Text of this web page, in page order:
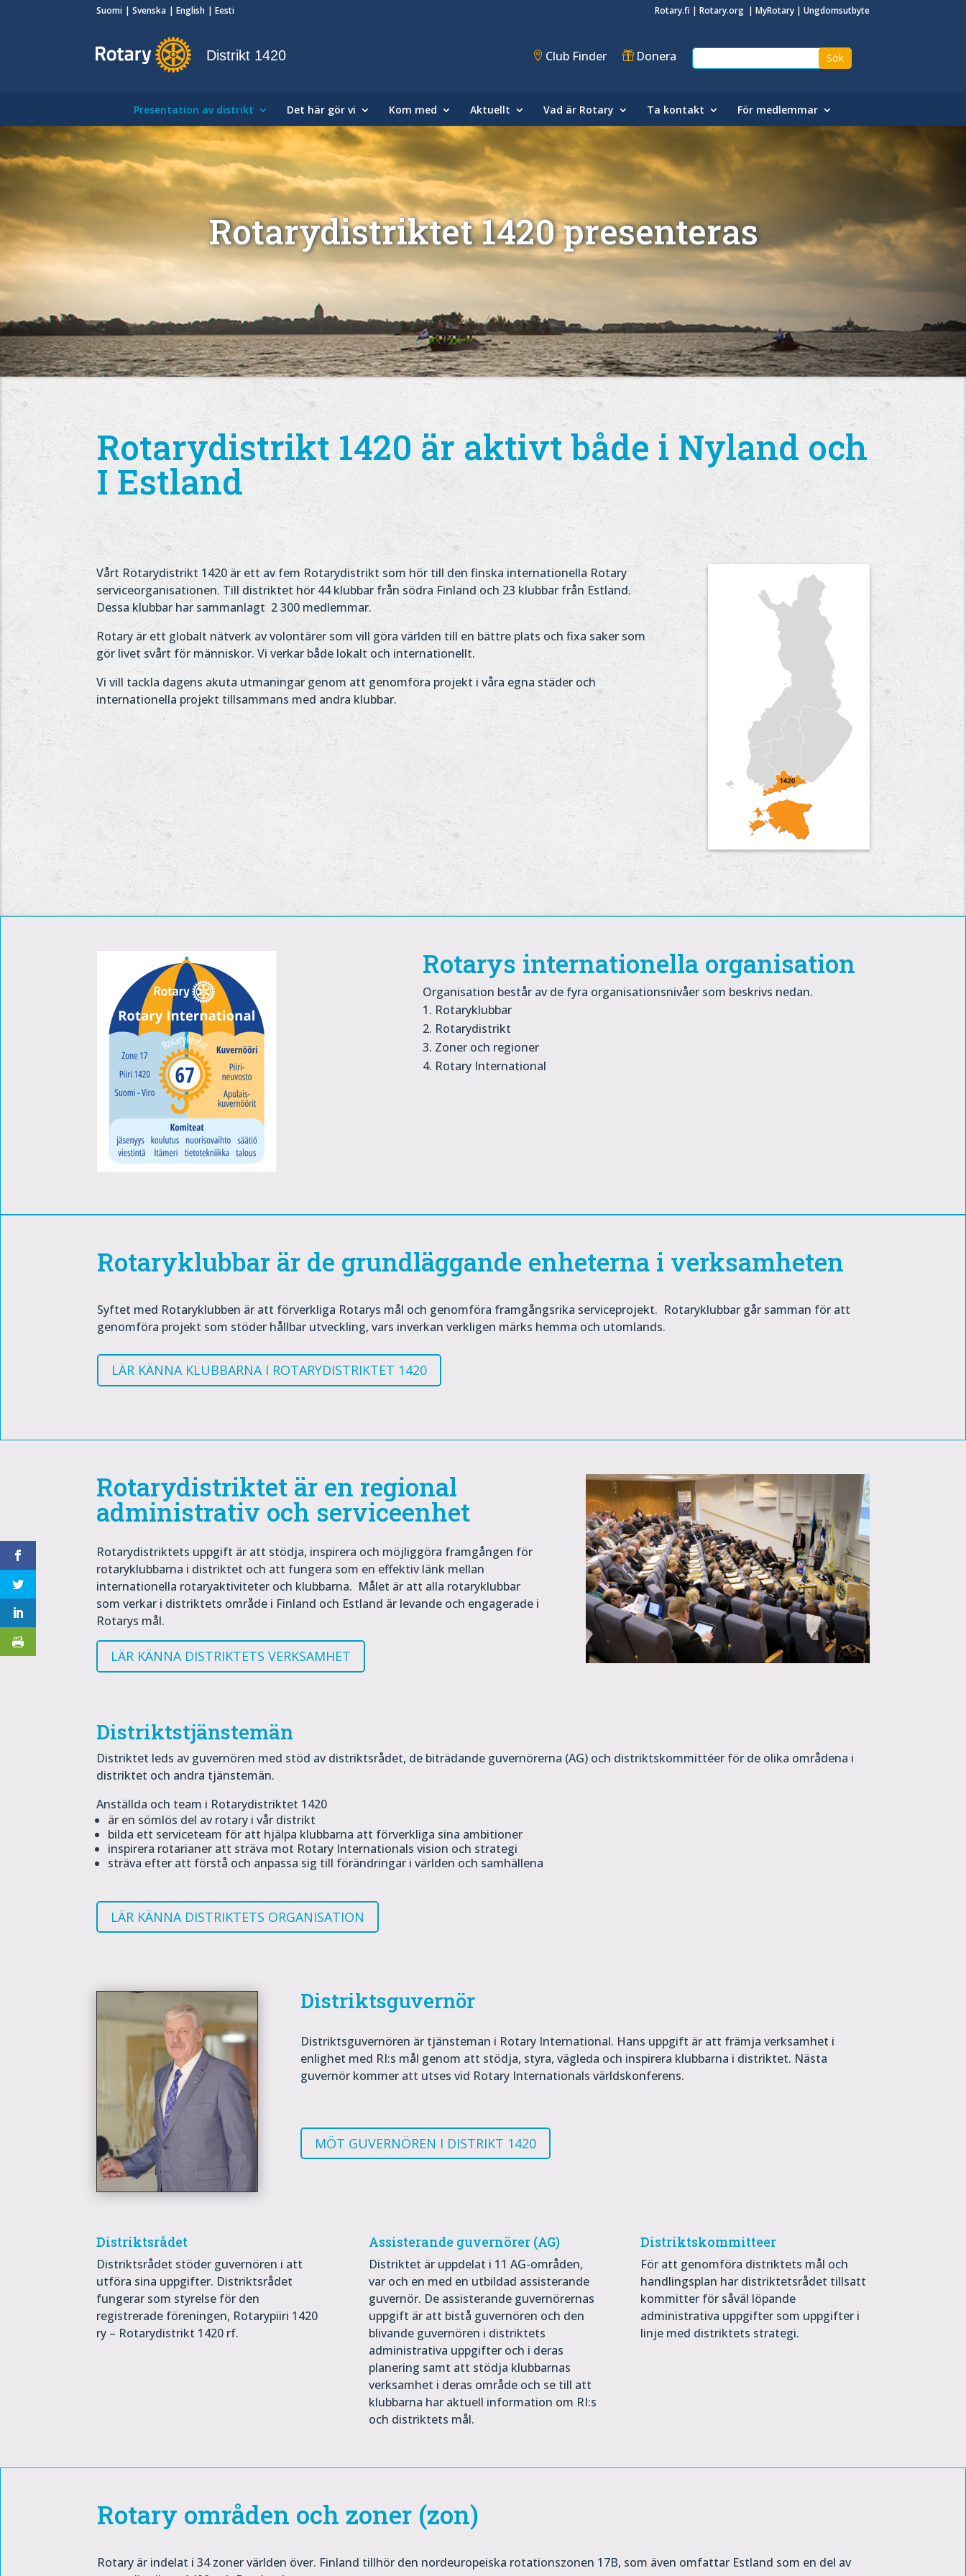
Suomi Svenska English Eesti Rotary.fi | Rotary.org | MyRotary| Ungdomsutbyte
Distrikt 1420 Club Finder Donera
Presentation av distrikt Det här gör vi Kom med Aktuellt Vad är Rotary Ta kontakt För medlemmar
Rotarydistriktet 1420 presenteras
Rotarydistrikt 1420 är aktivt både i Nyland och
I Estland
Vårt Rotarydistrikt 1420 är ett av fem Rotarydistrikt som hör till den finska internationella Rotary
serviceorganisationen. Till distriktet hör 44 klubbar från södra Finland och 23 klubbar från Estland.
Dessa klubbar har sammanlagt 2 300 medlemmar.
Rotary är ett globalt nätverk av volontärer som vill göra världen till en bättre plats och fixa saker som
gör livet svårt för människor. Vi verkar både lokalt och internationellt.
Vi vill tackla dagens akuta utmaningar genom att genomföra projekt i våra egna städer och
internationella projekt tillsammans med andra klubbar.
Rotarys internationella organisation
Organisation består av de fyra organisationsnivåer som beskrivs nedan.
Rotaryklubbar
Rotarydistrikt
Zoner och regioner
Rotary International
Rotaryklubbar är de grundläggande enheterna i verksamheten
Syftet med Rotaryklubben är att förverkliga Rotarys mål och genomföra framgångsrika serviceprojekt. Rotaryklubbar går samman för att
genomföra projekt som stöder hållbar utveckling, vars inverkan verkligen märks hemma och utomlands.
LÄR KÄNNA KLUBBARNA I ROTARYDISTRIKTET 1420
Rotarydistriktet är en regional
administrativ och serviceenhet
Rotarydistriktets uppgift är att stödja, inspirera och möjliggöra framgången för
rotaryklubbarna i distriktet och att fungera som en effektiv länk mellan
internationella rotaryaktiviteter och klubbarna. Målet är att alla rotaryklubbar
som verkar i distriktets område i Finland och Estland är levande och engagerade i
Rotarys mål.
LÄR KÄNNA DISTRIKTETS VERKSAMHET
Distriktstjänstemän
Distriktet leds av guvernören med stöd av distriktsrådet, de biträdande guvernörerna (AG) och distriktskommittéer för de olika områdena i
distriktet och andra tjänstemän.
Anställda och team i Rotarydistriktet 1420
är en sömlös del av rotary i vår distrikt
bilda ett serviceteam för att hjälpa klubbarna att förverkliga sina ambitioner
inspirera rotarianer att sträva mot Rotary Internationals vision och strategi
sträva efter att förstå och anpassa sig till förändringar i världen och samhällena
LÄR KÄNNA DISTRIKTETS ORGANISATION
Distriktsguvernör
Distriktsguvernören är tjänsteman i Rotary International. Hans uppgift är att främja verksamhet i
enlighet med RI:s mål genom att stödja, styra, vägleda och inspirera klubbarna i distriktet. Nästa
guvernör kommer att utses vid Rotary Internationals världskonferens.
MÖT GUVERNÖREN I DISTRIKT 1420
Distriktsrådet
Distriktsrådet stöder guvernören i att
utföra sina uppgifter. Distriktsrådet
fungerar som styrelse för den
registrerade föreningen, Rotarypiiri 1420
ry – Rotarydistrikt 1420 rf.
Assisterande guvernörer (AG)
Distriktet är uppdelat i 11 AG-områden,
var och en med en utbildad assisterande
guvernör. De assisterande guvernörernas
uppgift är att bistå guvernören och den
blivande guvernören i distriktets
administrativa uppgifter och i deras
planering samt att stödja klubbarnas
verksamhet i deras område och se till att
klubbarna har aktuell information om RI:s
och distriktets mål.
Distriktskommitteer
För att genomföra distriktets mål och
handlingsplan har distriktetsrådet tillsatt
kommitter för såväl löpande
administrativa uppgifter som uppgifter i
linje med distriktets strategi.
Rotary områden och zoner (zon)
Rotary är indelat i 34 zoner världen över. Finland tillhör den nordeuropeiska rotationszonen 17B, som även omfattar Estland som en del av